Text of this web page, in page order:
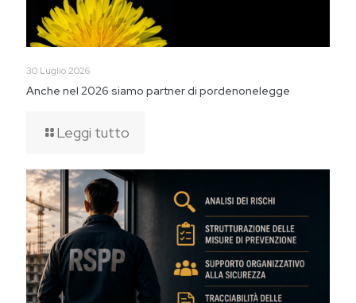
30 Luglio 2026
Anche nel 2026 siamo partner di pordenonelegge
Leggi tutto